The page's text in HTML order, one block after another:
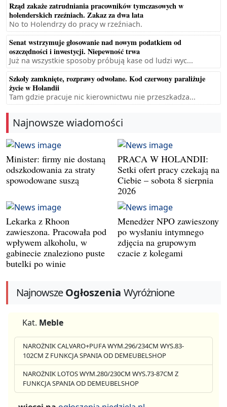
Rząd zakaże zatrudniania pracowników tymczasowych w
holenderskich rzeźniach. Zakaz za dwa lata
No to Holendrzy do pracy w rzeźniach.
Senat wstrzymuje głosowanie nad nowym podatkiem od
oszczędności i inwestycji. Niepewność trwa
Już na wszystkie sposoby próbują kase od ludzi wyc...
Szkoły zamknięte, rozprawy odwołane. Kod czerwony paraliżuje
życie w Holandii
Tam gdzie pracuje nic kierownictwu nie przeszkadza...
Najnowsze wiadomości
Minister: firmy nie dostaną
odszkodowania za straty
spowodowane suszą
PRACA W HOLANDII:
Setki ofert pracy czekają na
Ciebie – sobota 8 sierpnia
2026
Lekarka z Rhoon
zawieszona. Pracowała pod
wpływem alkoholu, w
gabinecie znaleziono puste
butelki po winie
Menedżer NPO zawieszony
po wysłaniu intymnego
zdjęcia na grupowym
czacie z kolegami
NajnowszeOgłoszenia Wyróżnione
Kat. Meble
NAROŻNIK CALVARO+PUFA WYM.296/234CM WYS.83-
102CM Z FUNKCJA SPANIA OD DEMEUBELSHOP
NAROŻNIK LOTOS WYM.280/230CM WYS.73-87CM Z
FUNKCJA SPANIA OD DEMEUBELSHOP